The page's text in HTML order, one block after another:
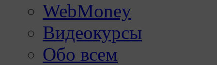
WebMoney
Видеокурсы
Обо всем